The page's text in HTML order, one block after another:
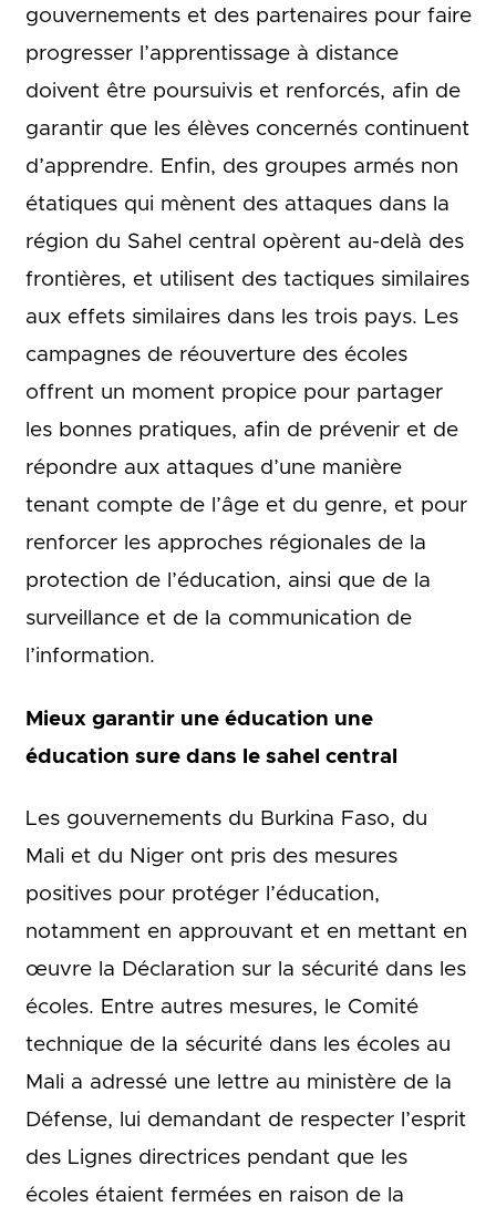
gouvernements et des partenaires pour faire
progresser l’apprentissage à distance
doivent être poursuivis et renforcés, afin de
garantir que les élèves concernés continuent
d’apprendre. Enfin, des groupes armés non
étatiques qui mènent des attaques dans la
région du Sahel central opèrent au-delà des
frontières, et utilisent des tactiques similaires
aux effets similaires dans les trois pays. Les
campagnes de réouverture des écoles
offrent un moment propice pour partager
les bonnes pratiques, afin de prévenir et de
répondre aux attaques d’une manière
tenant compte de l’âge et du genre, et pour
renforcer les approches régionales de la
protection de l’éducation, ainsi que de la
surveillance et de la communication de
l’information.
Mieux garantir une éducation une
éducation sure dans le sahel central
Les gouvernements du Burkina Faso, du
Mali et du Niger ont pris des mesures
positives pour protéger l’éducation,
notamment en approuvant et en mettant en
œuvre la Déclaration sur la sécurité dans les
écoles. Entre autres mesures, le Comité
technique de la sécurité dans les écoles au
Mali a adressé une lettre au ministère de la
Défense, lui demandant de respecter l’esprit
des Lignes directrices pendant que les
écoles étaient fermées en raison de la